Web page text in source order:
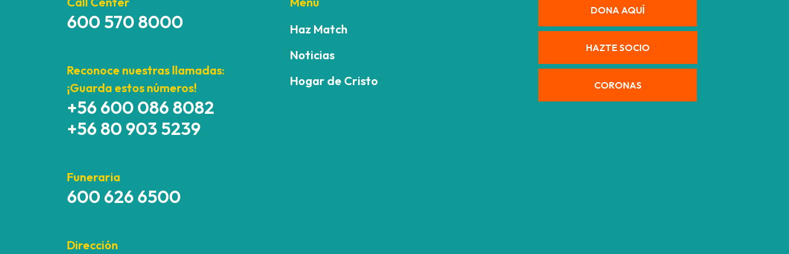
600 570 8000
Reconoce nuestras llamadas:
¡Guarda estos números!
+56 600 086 8082
+56 80 903 5239
Funeraria
600 626 6500
Dirección
Haz Match
Noticias
Hogar de Cristo
DONA AQUÍ
HAZTE SOCIO
CORONAS